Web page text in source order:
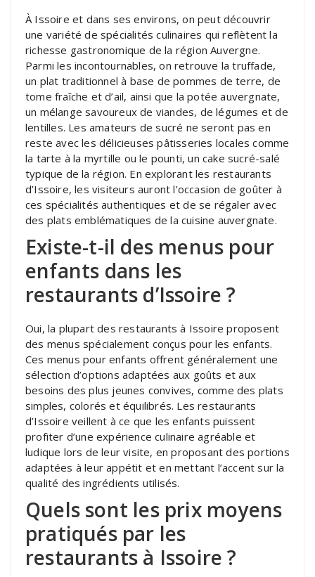
À Issoire et dans ses environs, on peut découvrir
une variété de spécialités culinaires qui reflètent la
richesse gastronomique de la région Auvergne.
Parmi les incontournables, on retrouve la truffade,
un plat traditionnel à base de pommes de terre, de
tome fraîche et d’ail, ainsi que la potée auvergnate,
un mélange savoureux de viandes, de légumes et de
lentilles. Les amateurs de sucré ne seront pas en
reste avec les délicieuses pâtisseries locales comme
la tarte à la myrtille ou le pounti, un cake sucré-salé
typique de la région. En explorant les restaurants
d’Issoire, les visiteurs auront l’occasion de goûter à
ces spécialités authentiques et de se régaler avec
des plats emblématiques de la cuisine auvergnate.
Existe-t-il des menus pour
enfants dans les
restaurants d’Issoire ?
Oui, la plupart des restaurants à Issoire proposent
des menus spécialement conçus pour les enfants.
Ces menus pour enfants offrent généralement une
sélection d’options adaptées aux goûts et aux
besoins des plus jeunes convives, comme des plats
simples, colorés et équilibrés. Les restaurants
d’Issoire veillent à ce que les enfants puissent
profiter d’une expérience culinaire agréable et
ludique lors de leur visite, en proposant des portions
adaptées à leur appétit et en mettant l’accent sur la
qualité des ingrédients utilisés.
Quels sont les prix moyens
pratiqués par les
restaurants à Issoire ?